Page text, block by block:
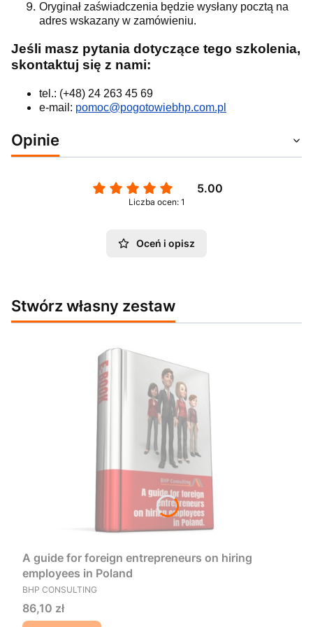
Oryginał zaświadczenia będzie wysłany pocztą na
adres wskazany w zamówieniu.
Jeśli masz pytania dotyczące tego szkolenia,
skontaktuj się z nami:
tel.: (+48) 24 263 45 69
e-mail: pomoc@pogotowiebhp.com.pl
Opinie
5.00
Liczba ocen: 1
Oceń i opisz
Stwórz własny zestaw
A guide for foreign entrepreneurs on hiring
employees in Poland
PRODUCENT
BHP CONSULTING
Cena
86,10 zł